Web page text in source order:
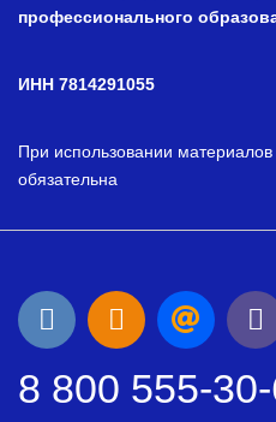
профессионального
ИНН 7814291055
При использовании материалов
обязательна
8 800 555-